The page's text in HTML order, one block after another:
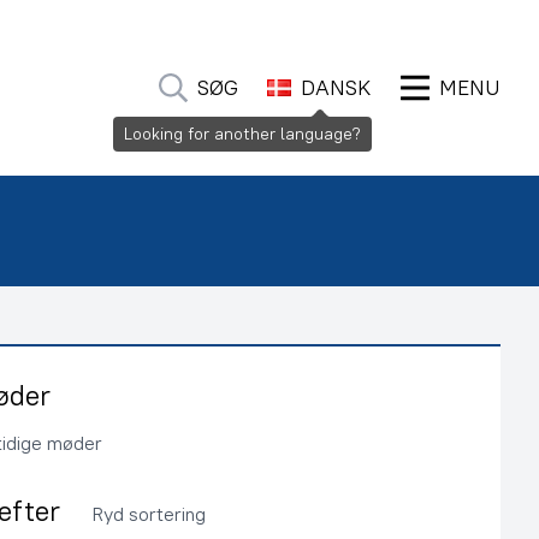
SØG DANSK MENU
møder
Ryd sortering
Looking for another language?